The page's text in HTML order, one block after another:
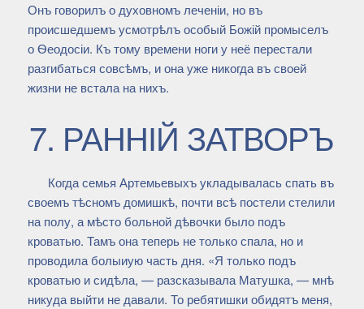
Онъ говорилъ о духовномъ леченіи, но въ
происшедшемъ усмотрѣлъ особый Божій промыселъ
о Ѳеодосіи. Къ тому времени ноги у неё перестали
разгибаться совсѣмъ, и она уже никогда въ своей
жизни не встала на нихъ.
7. РАННІЙ ЗАТВОРЪ
Когда семья Артемьевыхъ укладывалась спать въ
своемъ тѣсномъ домишкѣ, почти всѣ постели стелили
на полу, а мѣсто больной дѣвочки было подъ
кроватью. Тамъ она теперь не только спала, но и
проводила болыиую часть дня. «Я только подъ
кроватью и сидѣла, — разсказывала Матушка, — мнѣ
никуда выйти не давали. То ребятишки обидятъ меня,